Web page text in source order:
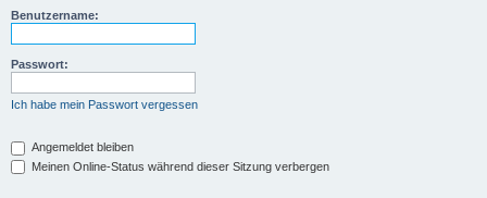
Benutzername:
Passwort:
Ich habe mein Passwort vergessen
Angemeldet bleiben
Meinen Online-Status während dieser Sitzung verbergen